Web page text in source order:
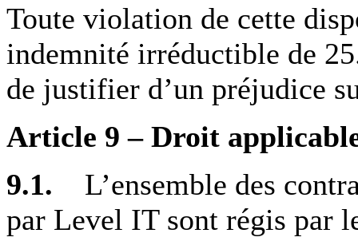
Toute violation de cette
indemnité irréductible de
de justifier d’un préjudice
Article 9 – Droit
9.1. L’ensemble des
par Level IT sont régis par